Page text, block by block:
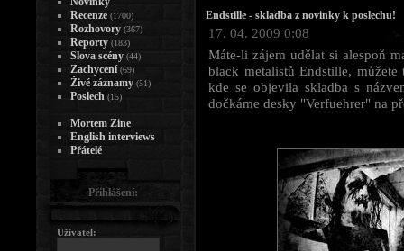
Endstille - skladba z novinky k poslechu!
17. 04. 2009 0:08
Máte-li zájem udělat si alespoň
black metalistů Endstille,
kde se objevila skladba s
dočkáme desky "Verfuehrer" na
Recenze (1700)
Rozhovory (367)
Reporty (183)
Slova scény (44)
Zachycení (69)
Živé záznamy (51)
Poslech (15)
Mortem Zine
English interviews
Přátelé
Přihlášení:
Uživatel: